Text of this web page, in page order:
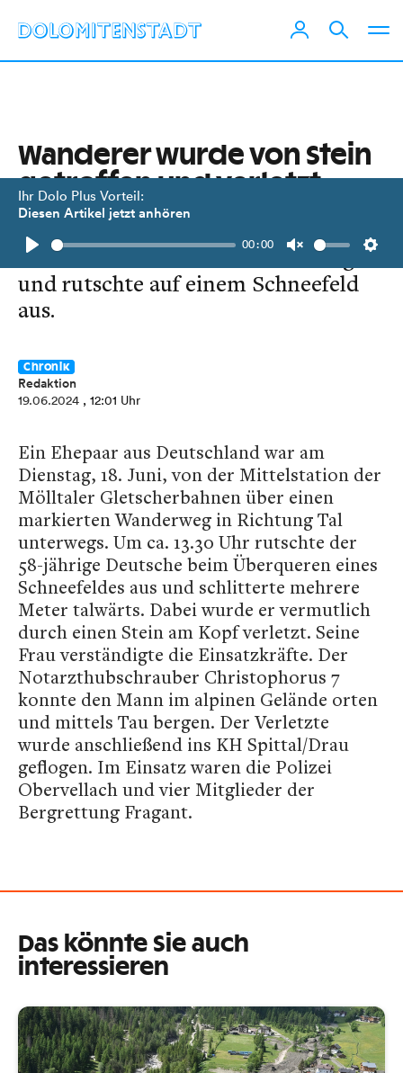
Ihr Dolo Plus Vorteil:
Diesen Artikel jetzt anhören
Play
00:00
Unmute
Wanderer wurde von Stein
getroffen und verletzt
Ein 58-jähriger Deutscher war auf
dem Mölltaler Gletscher unterwegs
und rutschte auf einem Schneefeld
aus.
Chronik
Redaktion
19.06.2024 , 12:01 Uhr
Ein Ehepaar aus Deutschland war am
Dienstag, 18. Juni, von der Mittelstation der
Mölltaler Gletscherbahnen über einen
markierten Wanderweg in Richtung Tal
unterwegs. Um ca. 13.30 Uhr rutschte der
58-jährige Deutsche beim Überqueren eines
Schneefeldes aus und schlitterte mehrere
Meter talwärts. Dabei wurde er vermutlich
durch einen Stein am Kopf verletzt. Seine
Frau verständigte die Einsatzkräfte. Der
Notarzthubschrauber Christophorus 7
konnte den Mann im alpinen Gelände orten
und mittels Tau bergen. Der Verletzte
wurde anschließend ins KH Spittal/Drau
geflogen. Im Einsatz waren die Polizei
Obervellach und vier Mitglieder der
Bergrettung Fragant.
Das könnte Sie auch
interessieren